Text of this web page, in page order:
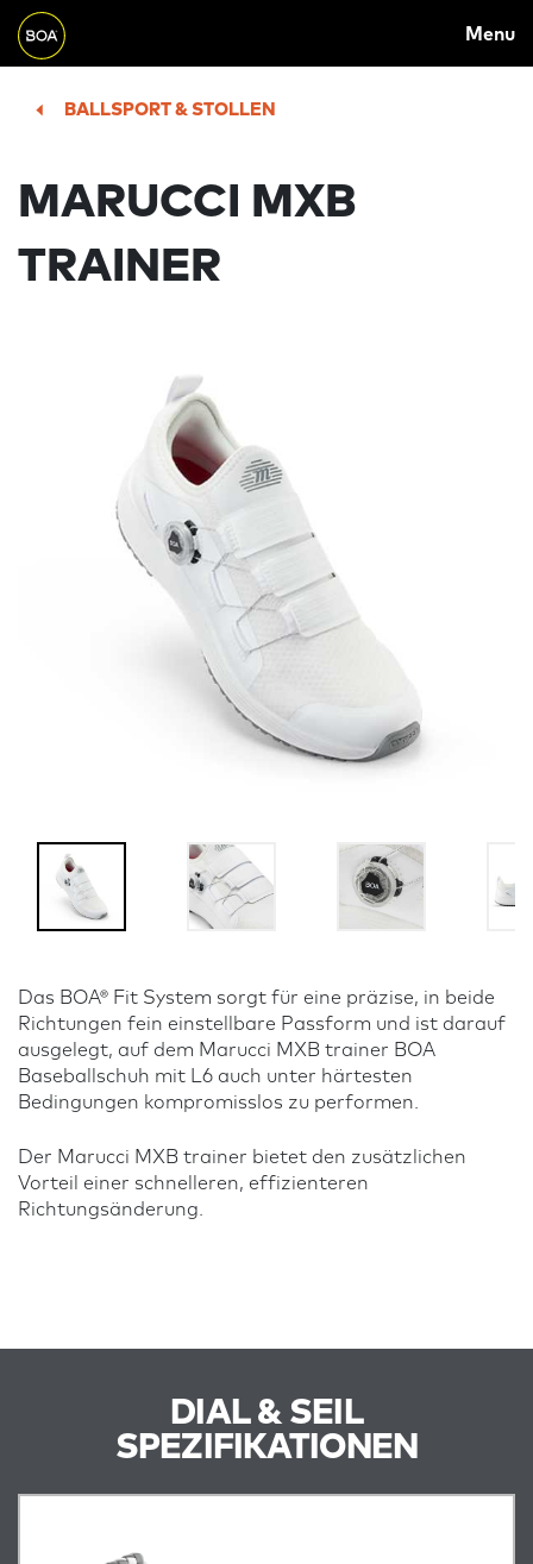
Skip to main content
NAVIGATION
Menu
Begin main content
BALLSPORT & STOLLEN
MARUCCI MXB
TRAINER
Das BOA® Fit System sorgt für eine präzise, in beide
Richtungen fein einstellbare Passform und ist darauf
ausgelegt, auf dem Marucci MXB trainer BOA
Baseballschuh mit L6 auch unter härtesten
Bedingungen kompromisslos zu performen.
Der Marucci MXB trainer bietet den zusätzlichen
Vorteil einer schnelleren, effizienteren
Richtungsänderung.
DIAL & SEIL
SPEZIFIKATIONEN